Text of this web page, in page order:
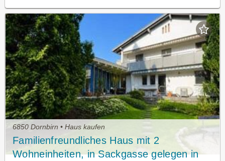
6850 Dornbirn • Haus kaufen
Familienfreundliches Haus mit 2
Wohneinheiten, in Sackgasse gelegen in